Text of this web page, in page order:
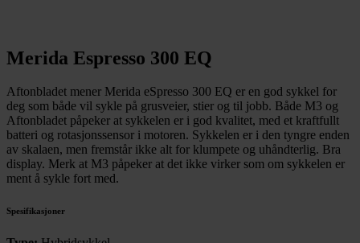
Merida Espresso 300 EQ
Aftonbladet mener Merida eSpresso 300 EQ er en god sykkel for
deg som både vil sykle på grusveier, stier og til jobb. Både M3 og
Aftonbladet påpeker at sykkelen er i god kvalitet, med et kraftfullt
batteri og rotasjonssensor i motoren. Sykkelen er i den tyngre enden
av skalaen, men fremstår ikke alt for klumpete og uhåndterlig. Bra
display. Merk at M3 påpeker at det ikke virker som om sykkelen er
ment å sykle fort med.
Spesifikasjoner